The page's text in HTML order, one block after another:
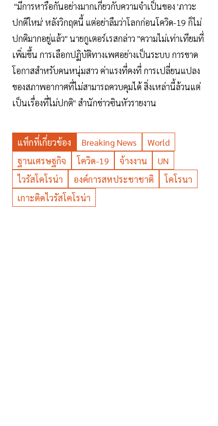
"มีการหารือกันอย่างมากเกี่ยวกับความจำเป็นของ 'ภาวะ
ปกติใหม่' หลังวิกฤตนี้ แต่อย่าลืมว่าโลกก่อนโควิด-19 ก็ไม่
ปกติมากอยู่แล้ว" นายกูเตอร์เรสกล่าว "ความไม่เท่าเทียมที่
เพิ่มขึ้น การเลือกปฏิบัติทางเพศอย่างเป็นระบบ การขาด
โอกาสสำหรับคนหนุ่มสาว ค่าแรงที่คงที่ การเปลี่ยนแปลง
ของสภาพอากาศที่ไม่สามารถควบคุมได้ สิ่งเหล่านี้ล้วนแต่
เป็นเรื่องที่ไม่ปกติ" สำนักข่าวซินหัวรายงาน
แท็กที่เกี่ยวข้อง Breaking News
World
ฐานเศรษฐกิจ
โควิด-19 จ้างงาน
UN
ไวรัสโคโรน่า
องค์การสหประชาชาติ
โคโรนา
เกาะติดไวรัสโคโรน่า